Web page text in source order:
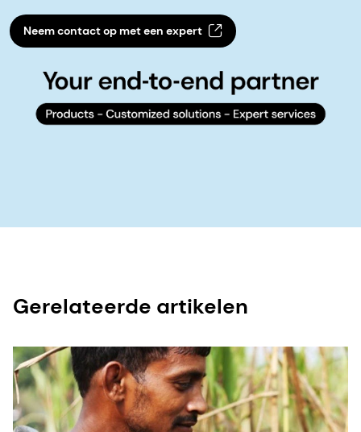
Neem contact op met een expert
Gerelateerde artikelen